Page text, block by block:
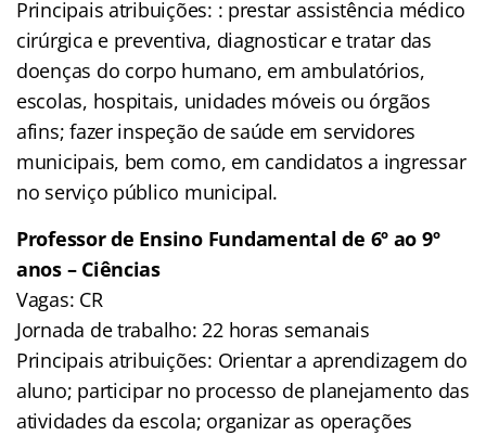
Principais atribuições: : prestar assistência médico
cirúrgica e preventiva, diagnosticar e tratar das
doenças do corpo humano, em ambulatórios,
escolas, hospitais, unidades móveis ou órgãos
afins; fazer inspeção de saúde em servidores
municipais, bem como, em candidatos a ingressar
no serviço público municipal.
Professor de Ensino Fundamental de 6º ao 9º
anos – Ciências
Vagas: CR
Jornada de trabalho: 22 horas semanais
Principais atribuições: Orientar a aprendizagem do
aluno; participar no processo de planejamento das
atividades da escola; organizar as operações